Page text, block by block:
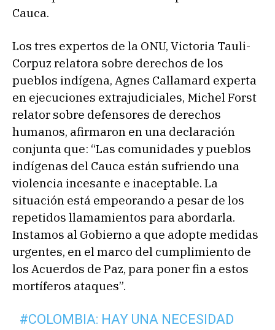
Cauca.
Los tres expertos de la ONU, Victoria Tauli-
Corpuz relatora sobre derechos de los
pueblos indígena, Agnes Callamard experta
en ejecuciones extrajudiciales, Michel Forst
relator sobre defensores de derechos
humanos, afirmaron en una declaración
conjunta que: “Las comunidades y pueblos
indígenas del Cauca están sufriendo una
violencia incesante e inaceptable. La
situación está empeorando a pesar de los
repetidos llamamientos para abordarla.
Instamos al Gobierno a que adopte medidas
urgentes, en el marco del cumplimiento de
los Acuerdos de Paz, para poner fin a estos
mortíferos ataques”.
#COLOMBIA: HAY UNA NECESIDAD